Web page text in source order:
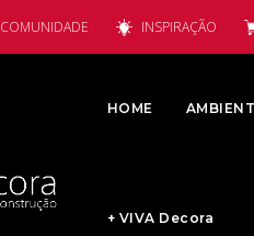
COMUNIDADE INSPIRAÇÃO
HOME
+ VIVA Decora